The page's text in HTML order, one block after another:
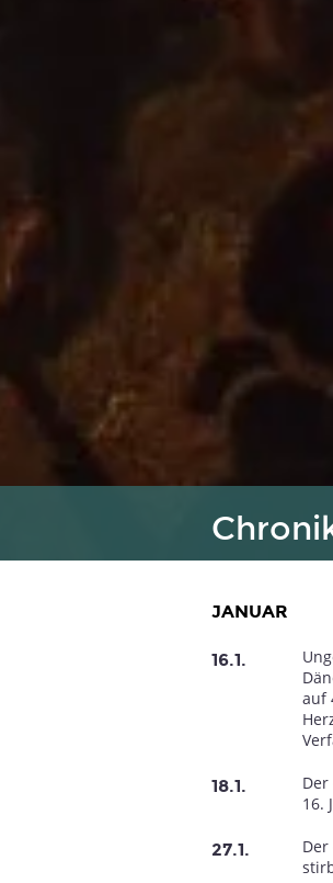
JANUAR
16.1.
auf
18.1.
16.
27.1.
1852 1853